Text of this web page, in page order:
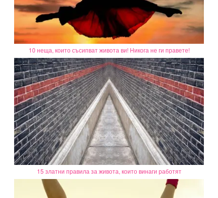
10 неща, които съсипват живота ви! Никога не ги правете!
15 златни правила за живота, които винаги работят